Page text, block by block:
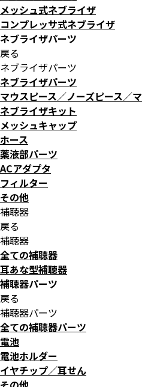
メッシュ式ネブライザ
コンプレッサ式ネブライザ
ネブライザパーツ
戻る
ネブライザパーツ
ネブライザパーツ
マウスピース／ノーズピース／
ネブライザキット
メッシュキャップ
ホース
薬液部パーツ
ACアダプタ
フィルター
その他
補聴器
戻る
補聴器
全ての補聴器
耳あな型補聴器
補聴器パーツ
戻る
補聴器パーツ
全ての補聴器パーツ
電池
電池ホルダー
イヤチップ／耳せん